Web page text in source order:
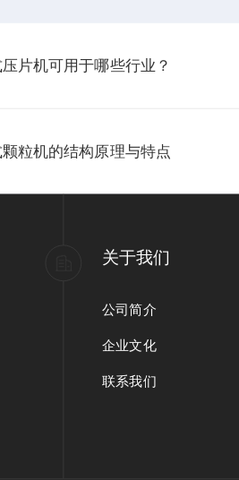
片机可用于哪些行业？
粒机的结构原理与特点
关于我们
公司简介
企业文化
联系我们